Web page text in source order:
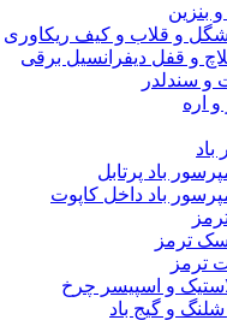
بنزین
و قلاب و کیف ریکاوری
و قفل دیفرانسیل برقی
و سندلدر
و اره
باد پرتابل
باد داخل کاپوت
ترمز
ترمز
و اسپیسر چرخ
و گیج باد